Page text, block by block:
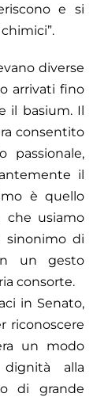
e si
diverse
arrivati fino
il basium. Il
consentito
passionale,
il
è quello
che usiamo
sinonimo di
un gesto
consorte.
in Senato,
riconoscere
un modo
alla
di grande